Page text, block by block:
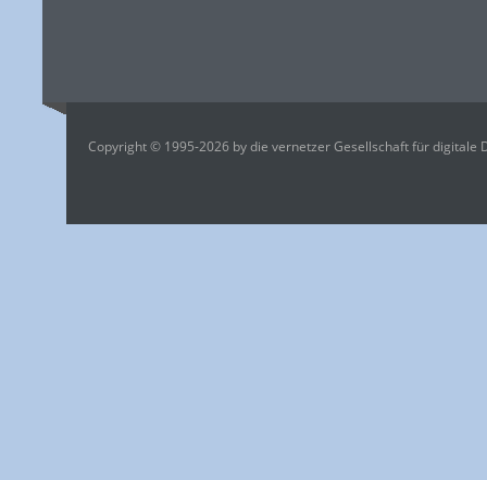
Copyright © 1995-2026 by die vernetzer Gesellschaft für digitale